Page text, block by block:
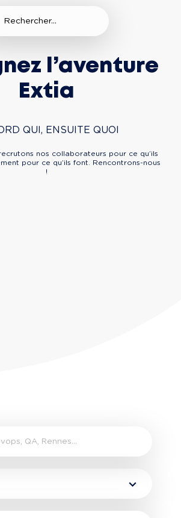
l’aventure
Extia
QUI, ENSUITE QUOI
nos collaborateurs pour ce qu’ils
pour ce qu’ils font. Rencontrons-nous
!